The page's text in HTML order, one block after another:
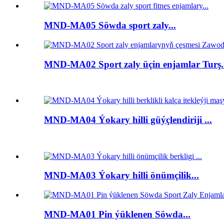
MND-MA05 Söwda sport zaly...
MND-MA02 Sport zaly üçin enjamlar
MND-MA04 Ýokary hilli güýçlendiriji ...
MND-MA03 Ýokary hilli önümçilik...
MND-MA01 Pin ýüklenen Söwda...